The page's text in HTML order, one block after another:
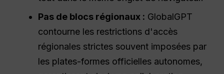
Pas de blocs régionaux : GlobalGPT
contourne les restrictions d'accès
régionales strictes souvent imposées par
les plates-formes officielles autonomes,